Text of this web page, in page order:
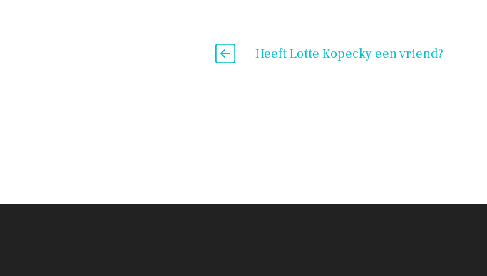
Heeft Lotte Kopecky een vriend?